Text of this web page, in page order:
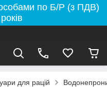
по Б/Р (з ПДВ)
для рацій